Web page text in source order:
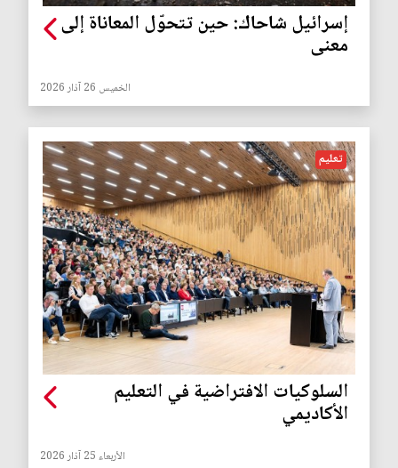
إسرائيل شاحاك: حين تتحوّل المعاناة إلى
معنى
الخميس 26 آذار 2026
تعليم
السلوكيات الافتراضية في التعليم
الأكاديمي
الأربعاء 25 آذار 2026